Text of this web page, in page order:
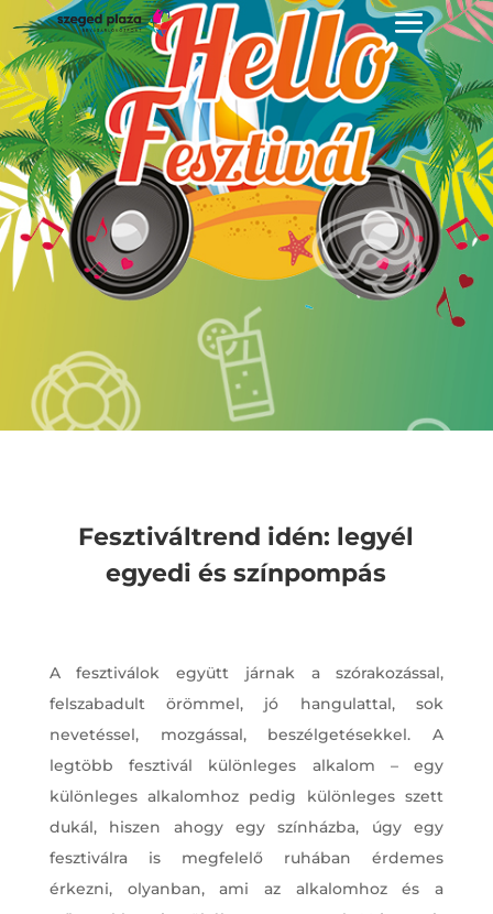
Fesztiváltrend idén: legyél
egyedi és színpompás
A fesztiválok együtt járnak a szórakozással,
felszabadult örömmel, jó hangulattal, sok
nevetéssel, mozgással, beszélgetésekkel. A
legtöbb fesztivál különleges alkalom – egy
különleges alkalomhoz pedig különleges szett
dukál, hiszen ahogy egy színházba, úgy egy
fesztiválra is megfelelő ruhában érdemes
érkezni, olyanban, ami az alkalomhoz és a